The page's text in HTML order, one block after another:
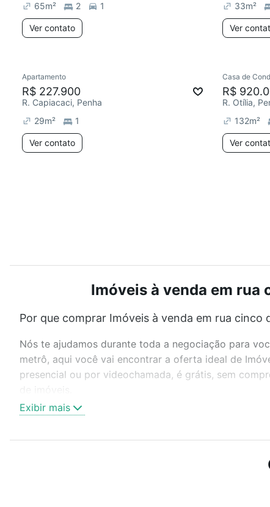
65m² 2 1
Ver contato
33m²
Ver
Apartamento
R$ 227.900
R. Capiacaci, Penha
29m² 1
Ver contato
Casa de
R$
R. Otília,
132m²
Ver
Imóveis à venda em rua
Por que comprar Imóveis à venda em rua cinco
Nós te ajudamos durante toda a negociação para
metrô, aqui você vai encontrar a oferta ideal de
presencial ou por videochamada, é grátis, sem
Como escolher um imóvel?
Use barra de busca no topo para pesquisar por
ou sem vaga de garagem para combinar
Imóveis à venda em rua cinco de maio - Penha de
Exibir mais